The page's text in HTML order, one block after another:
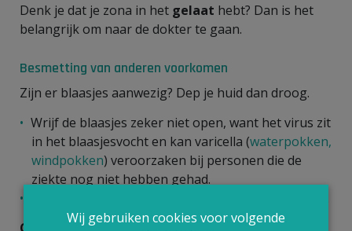
Denk je dat je zona in het gelaat hebt? Dan is het
belangrijk om naar de dokter te gaan.
Besmetting van anderen voorkomen
Zijn er blaasjes aanwezig? Dep je huid dan droog.
Wrijf de blaasjes zeker niet open, want het virus zit
in het blaasjesvocht en kan varicella (waterpokken,
windpokken) veroorzaken bij personen die de
ziekte nog niet hebben gehad.
Open blaasjeskan je ontsmetten.
Wij gebruiken cookies voor volgende